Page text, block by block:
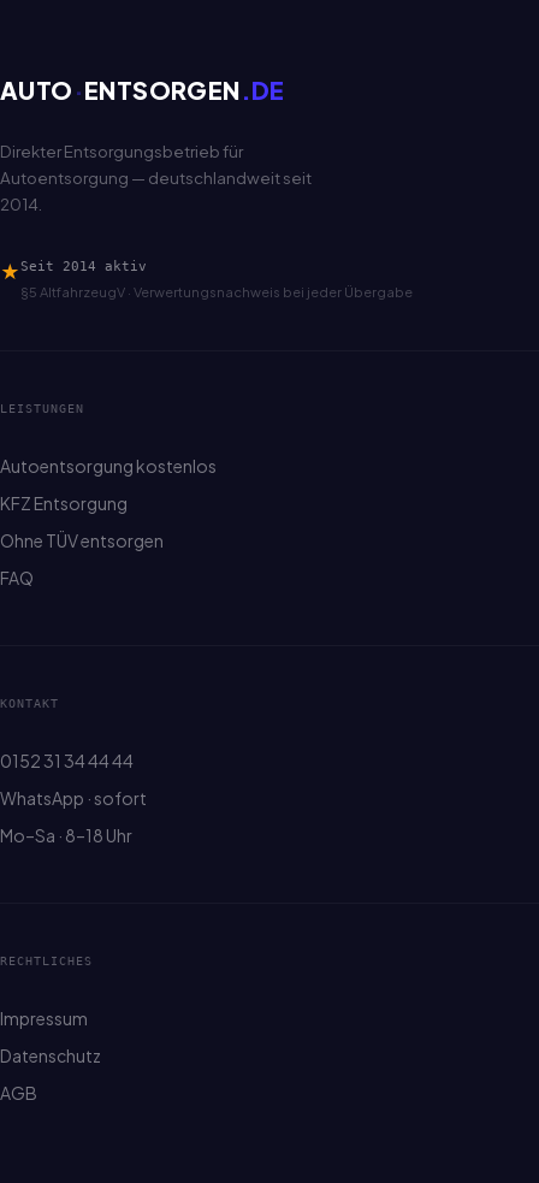
AUTO ·ENTSORGEN .DE
Direkter Entsorgungsbetrieb für
Autoentsorgung — deutschlandweit seit
2014.
★ Seit 2014 aktiv
§5 AltfahrzeugV · Verwertungsnachweis bei jeder Übergabe
LEISTUNGEN
Autoentsorgung kostenlos
KFZ Entsorgung
Ohne TÜV entsorgen
FAQ
KONTAKT
0152 31 34 44 44
WhatsApp · sofort
Mo–Sa · 8–18 Uhr
RECHTLICHES
Impressum
Datenschutz
AGB